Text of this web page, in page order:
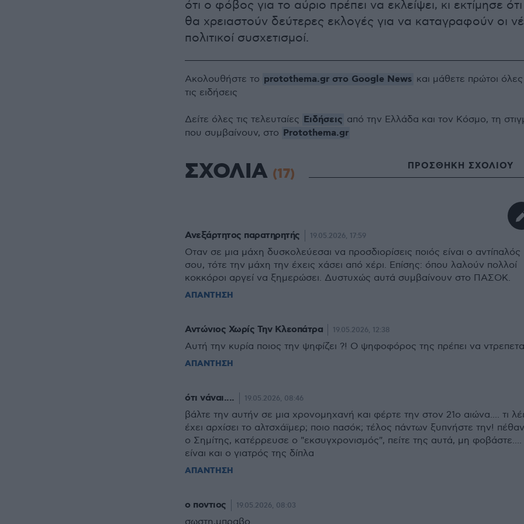
ότι ο φόβος για το αύριο πρέπει να εκλείψει, κι εκτίμησε ότι
θα χρειαστούν δεύτερες εκλογές για να καταγραφούν οι
πολιτικοί συσχετισμοί.
Ακολουθήστε το protothema.gr στο Google News και μάθετε πρώτοι όλες
τις ειδήσεις
Δείτε όλες τις τελευταίες Ειδήσεις από την Ελλάδα και τον Κόσμο, τη
που συμβαίνουν, στο Protothema.gr
ΣΧΟΛΙΑ (17) ΠΡΟΣΘΗΚΗ ΣΧΟΛΙΟΥ
Ανεξάρτητος παρατηρητής 19.05.2026, 17:59
Οταν σε μια μάχη δυσκολεύεσαι να προσδιορίσεις ποιός είναι ο αντίπαλός
σου, τότε την μάχη την έχεις χάσει από χέρι. Επίσης: όπου λαλούν πολλοί
κοκκόροι αργεί να ξημερώσει. Δυστυχώς αυτά συμβαίνουν στο ΠΑΣΟΚ.
ΑΠΑΝΤΗΣΗ
Αντώνιος Χωρίς Την Κλεοπάτρα 19.05.2026, 12:38
Αυτή την κυρία ποιος την ψηφίζει ?! Ο ψηφοφόρος της πρέπει να
ΑΠΑΝΤΗΣΗ
ότι νάναι.... 19.05.2026, 08:46
βάλτε την αυτήν σε μια χρονομηχανή και φέρτε την στον 21ο αιώνα.... τι
έχει αρχίσει το αλτσχάϊμερ; ποιο πασόκ; τέλος πάντων ξυπνήστε την!
ο Σημίτης, κατέρρευσε ο "εκσυγχρονισμός", πείτε της αυτά, μη
είναι και ο γιατρός της δίπλα
ΑΠΑΝΤΗΣΗ
ο ποντιος 19.05.2026, 08:03